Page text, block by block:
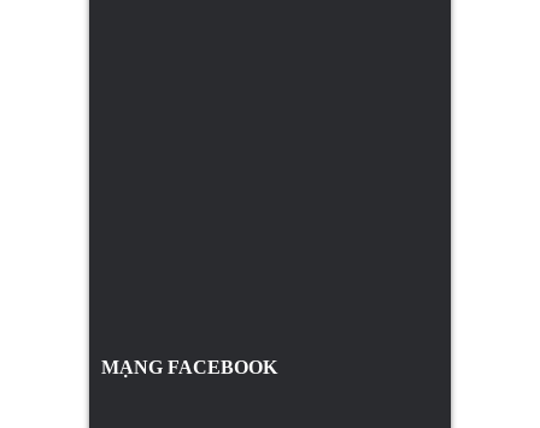
MẠNG FACEBOOK